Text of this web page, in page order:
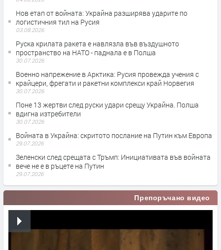
Нов етап от войната: Украйна разширява ударите по
логистичния тил на Русия
03.08.2026
Руска крилата ракета е навлязла във въздушното
пространство на НАТО - паднала е в Полша
30.07.2026
Военно напрежение в Арктика: Русия провежда учения с
крайцери, фрегати и ракетни комплекси край Норвегия
30.07.2026
Поне 13 жертви след руски удари срещу Украйна. Полша
вдигна изтребители
30.07.2026
Войната в Украйна: скритото послание на Путин към Европа
29.07.2026
Зеленски след срещата с Тръмп: Инициативата във войната
вече не е в ръцете на Путин
29.07.2026
Препоръчано видео